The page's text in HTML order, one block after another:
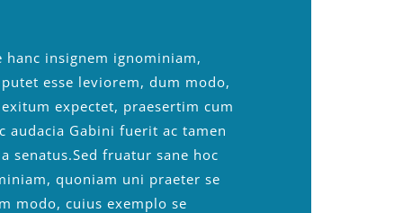
hanc insignem ignominiam,
esse leviorem, dum modo,
expectet, praesertim cum
audacia Gabini fuerit ac tamen
senatus.Sed fruatur sane hoc
quoniam uni praeter se
modo, cuius exemplo se